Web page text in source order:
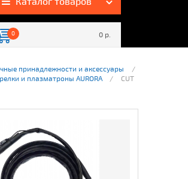
0 0 р.
принадлежности и аксессуары
и плазматроны AURORA
CUT